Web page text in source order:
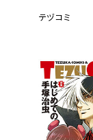
テヅコミ